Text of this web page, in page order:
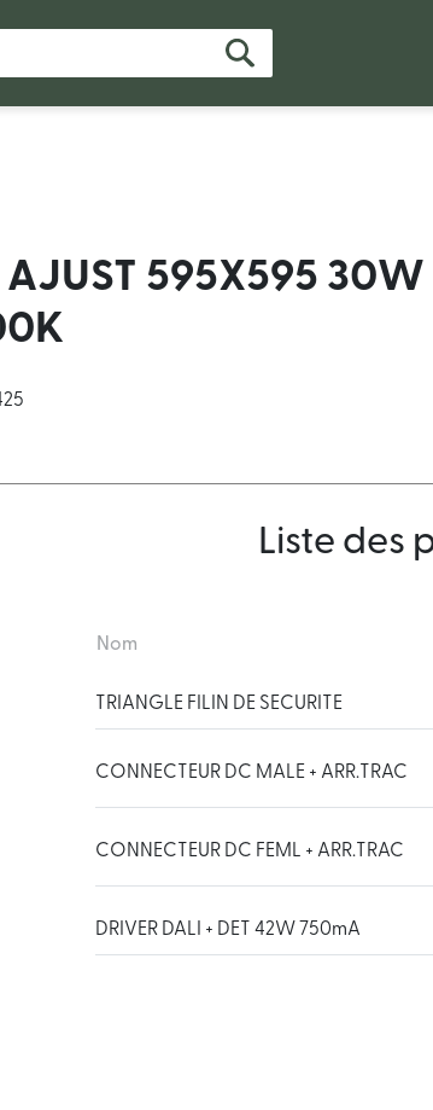
AJUST 595X595 30W
Liste des
Nom
TRIANGLE FILIN DE SECURITE
CONNECTEUR DC MALE + ARR.TRAC
CONNECTEUR DC FEML + ARR.TRAC
DRIVER DALI + DET 42W 750mA